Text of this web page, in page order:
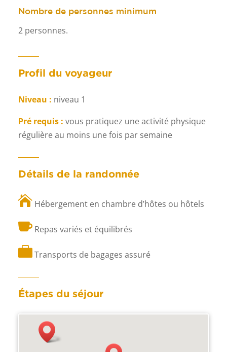
Nombre de personnes minimum
2 personnes.
Profil du voyageur
Niveau : niveau 1
Pré requis : vous pratiquez une activité physique
régulière au moins une fois par semaine
Détails de la randonnée
Hébergement en chambre d’hôtes ou hôtels
Repas variés et équilibrés
Transports de bagages assuré
Étapes du séjour